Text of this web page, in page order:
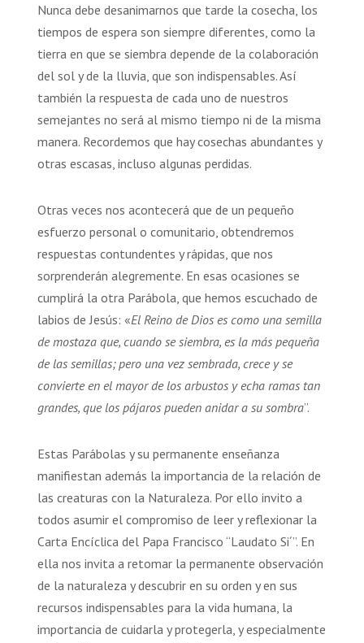
Nunca debe desanimarnos que tarde la cosecha, los
tiempos de espera son siempre diferentes, como la
tierra en que se siembra depende de la colaboración
del sol y de la lluvia, que son indispensables. Así
también la respuesta de cada uno de nuestros
semejantes no será al mismo tiempo ni de la misma
manera. Recordemos que hay cosechas abundantes y
otras escasas, incluso algunas perdidas.
Otras veces nos acontecerá que de un pequeño
esfuerzo personal o comunitario, obtendremos
respuestas contundentes y rápidas, que nos
sorprenderán alegremente. En esas ocasiones se
cumplirá la otra Parábola, que hemos escuchado de
labios de Jesús: «El Reino de Dios es como una semilla
de mostaza que, cuando se siembra, es la más pequeña
de las semillas; pero una vez sembrada, crece y se
convierte en el mayor de los arbustos y echa ramas tan
grandes, que los pájaros pueden anidar a su sombra”.
Estas Parábolas y su permanente enseñanza
manifiestan además la importancia de la relación de
las creaturas con la Naturaleza. Por ello invito a
todos asumir el compromiso de leer y reflexionar la
Carta Encíclica del Papa Francisco “Laudato Si´”. En
ella nos invita a retomar la permanente observación
de la naturaleza y descubrir en su orden y en sus
recursos indispensables para la vida humana, la
importancia de cuidarla y protegerla, y especialmente